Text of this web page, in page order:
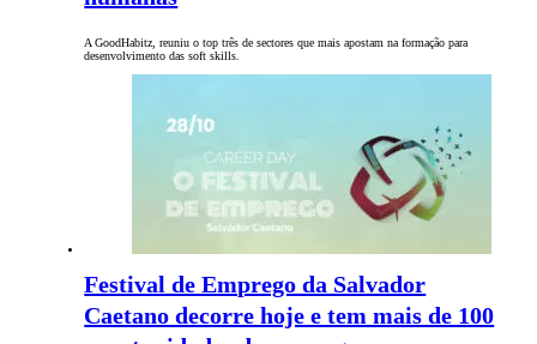
A GoodHabitz, reuniu o top três de sectores que mais apostam na formação para
desenvolvimento das soft skills.
Festival de Emprego da Salvador
Caetano decorre hoje e tem mais de 100